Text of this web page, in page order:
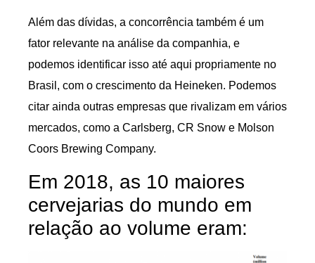
Além das dívidas, a concorrência também é um
fator relevante na análise da companhia, e
podemos identificar isso até aqui propriamente no
Brasil, com o crescimento da Heineken. Podemos
citar ainda outras empresas que rivalizam em vários
mercados, como a Carlsberg, CR Snow e Molson
Coors Brewing Company.
Em 2018, as 10 maiores
cervejarias do mundo em
relação ao volume eram: